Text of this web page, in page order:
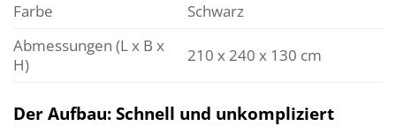
Farbe
Schwarz
Abmessungen (L x B x
H)
210 x 240 x 130 cm
Der Aufbau: Schnell und unkompliziert